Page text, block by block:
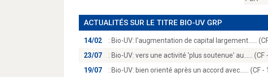
ACTUALITÉS SUR LE TITRE BIO-UV GRP
14/02 : Bio-UV: l'augmentation de capital largement...…
23/07
: Bio-UV: vers une activité 'plus soutenue' au...… (CF
19/07
: Bio-UV: bien orienté après un accord avec...… (CF -